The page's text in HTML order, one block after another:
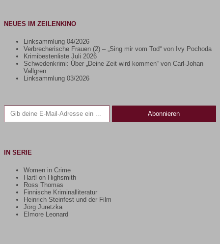
NEUES IM ZEILENKINO
Linksammlung 04/2026
Verbrecherische Frauen (2) – „Sing mir vom Tod“ von Ivy Pochoda
Krimibestenliste Juli 2026
Schwedenkrimi: Über „Deine Zeit wird kommen“ von Carl-Johan
Vallgren
Linksammlung 03/2026
Gib deine E-Mail-Adresse ein ...
Abonnieren
IN SERIE
Women in Crime
Hartl on Highsmith
Ross Thomas
Finnische Kriminalliteratur
Heinrich Steinfest und der Film
Jörg Juretzka
Elmore Leonard